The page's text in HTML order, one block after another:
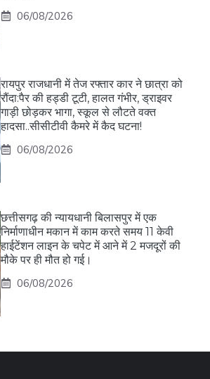
06/08/2026
रायपुर राजधानी में तेज रफ्तार कार ने छात्रा को
रौंदा:पैर की हड्डी टूटी, हालत गंभीर, ड्राइवर
गाड़ी छोड़कर भागा, स्कूल से लौटते वक्त
हादसा..सीसीटीवी कैमरे में कैद घटना!
06/08/2026
छत्तीसगढ़ की न्यायधानी बिलासपुर में एक
निर्माणाधीन मकान में काम करते समय 11 केवी
हाईटेंशन लाइन के चपेट में आने में 2 मजदूरों की
मौके पर ही मौत हो गई।
06/08/2026